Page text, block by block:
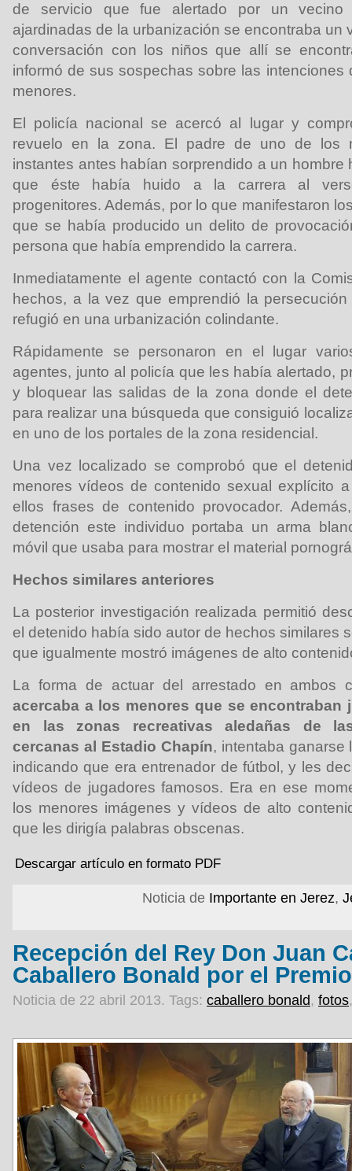
de servicio que fue alertado por un
ajardinadas de la urbanización se encontraba un
conversación con los niños que allí se
informó de sus sospechas sobre las intenciones
menores.
El policía nacional se acercó al lugar y
revuelo en la zona. El padre de uno de los
instantes antes habían sorprendido a un hombre
que éste había huido a la carrera al
progenitores. Además, por lo que manifestaron
que se había producido un delito de
persona que había emprendido la carrera.
Inmediatamente el agente contactó con la
hechos, a la vez que emprendió la
refugió en una urbanización colindante.
Rápidamente se personaron en el lugar
agentes, junto al policía que les había alertado,
y bloquear las salidas de la zona donde el
para realizar una búsqueda que consiguió
en uno de los portales de la zona residencial.
Una vez localizado se comprobó que el
menores vídeos de contenido sexual explícito
ellos frases de contenido provocador.
detención este individuo portaba un arma
móvil que usaba para mostrar el material
Hechos similares anteriores
La posterior investigación realizada permitió
el detenido había sido autor de hechos similares
que igualmente mostró imágenes de alto
La forma de actuar del arrestado en ambos
acercaba a los menores que se encontraban
en las zonas recreativas aledañas de
cercanas al Estadio Chapín, intentaba ganarse
indicando que era entrenador de fútbol, y les
vídeos de jugadores famosos. Era en ese
los menores imágenes y vídeos de alto
que les dirigía palabras obscenas.
Descargar artículo en formato PDF
Noticia de Importante en Jerez,
Recepción del Rey Don Juan
Caballero Bonald por el
Noticia de 22 abril 2013. Tags: caballero bonald , fotos